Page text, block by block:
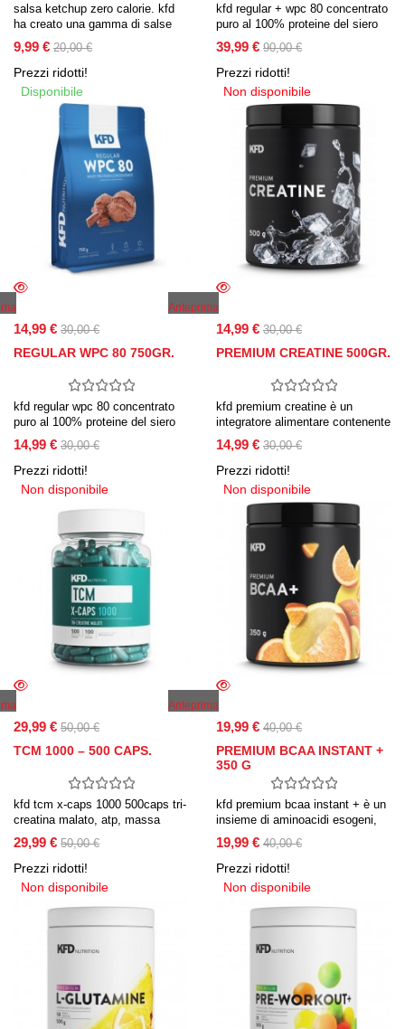
salsa ketchup zero calorie. kfd
ha creato una gamma di salse
incredibilmente versatili e adatte
a quasi tutte le diete.
9,99 € 20,00 €
Prezzi ridotti!
Disponibile
kfd regular + wpc 80 concentrato
puro al 100% proteine del siero
del latte. senza aspartame alto
contenuto di bcaa facile da
digerire
39,99 € 90,00 €
Prezzi ridotti!
Non disponibile
14,99 € 30,00 €
REGULAR WPC 80 750GR.
kfd regular wpc 80 concentrato
puro al 100% proteine del siero
del latte.
14,99 € 30,00 €
Prezzi ridotti!
Non disponibile
Anteprima
14,99 € 30,00 €
PREMIUM CREATINE 500GR.
kfd premium creatine è un
integratore alimentare contenente
100% di creatina pura monoidrato
200 mesh. la funzione di base
della creatina è la produzione di
energia per i processi corporei e
il ripristino
energetico.
14,99 € 30,00 €
Prezzi ridotti!
Non disponibile
29,99 € 50,00 €
TCM 1000 – 500 CAPS.
kfd tcm x-caps 1000 500caps tri-
creatina malato, atp, massa
muscolare
29,99 € 50,00 €
Prezzi ridotti!
Non disponibile
Anteprima
19,99 € 40,00 €
PREMIUM BCAA INSTANT +
350 G
kfd premium bcaa instant + è un
insieme di aminoacidi esogeni,
che include l-leucina, l-valina e l-
isoleucina nella forma istantanea.
questi sono aminoacidi esogeni,
cioè quelli che il corpo non può
sintetizzare da solo, quindi
devono essere forniti nel cibo.
19,99 € 40,00 €
Prezzi ridotti!
Non disponibile